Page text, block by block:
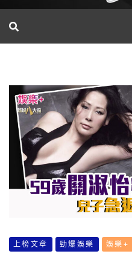
上榜文章 勁爆娛樂 娛樂+